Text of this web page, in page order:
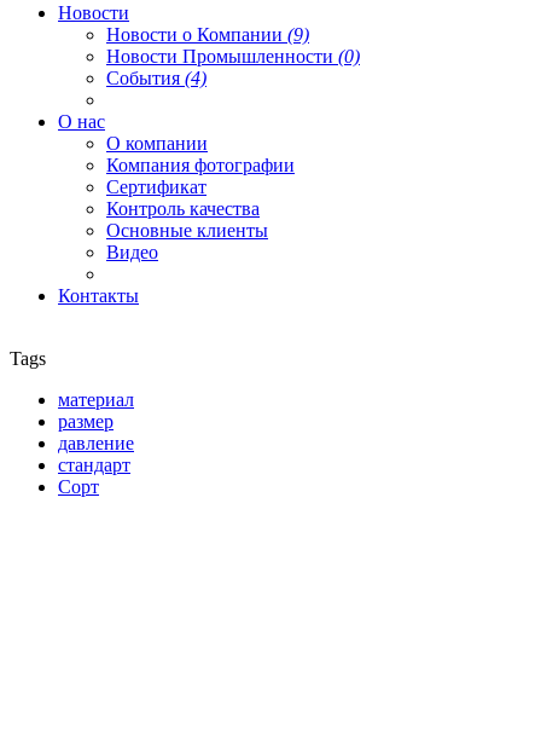
Новости
Новости о Компании (9)
Новости Промышленности (0)
События (4)
О нас
О компании
Компания фотографии
Сертификат
Контроль качества
Основные клиенты
Видео
Контакты
Tags
материал
размер
давление
стандарт
Сорт